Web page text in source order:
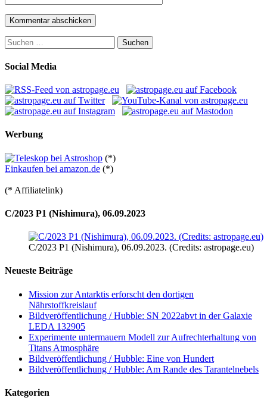
Suchen
nach:
Social Media
Werbung
(*)
Einkaufen bei amazon.de (*)
(* Affiliatelink)
C/2023 P1 (Nishimura), 06.09.2023
C/2023 P1 (Nishimura), 06.09.2023. (Credits: astropage.eu)
Neueste Beiträge
Mission zur Antarktis erforscht den dortigen
Nährstoffkreislauf
Bildveröffentlichung / Hubble: SN 2022abvt in der Galaxie
LEDA 132905
Experimente untermauern Modell zur Aufrechterhaltung von
Titans Atmosphäre
Bildveröffentlichung / Hubble: Eine von Hundert
Bildveröffentlichung / Hubble: Am Rande des Tarantelnebels
Kategorien